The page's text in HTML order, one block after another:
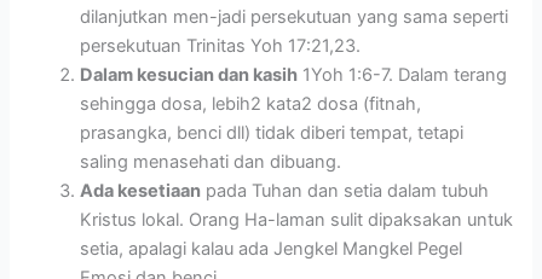
dilanjutkan men-jadi persekutuan yang sama seperti
persekutuan Trinitas Yoh 17:21,23.
Dalam kesucian dan kasih 1Yoh 1:6-7. Dalam terang
sehingga dosa, lebih2 kata2 dosa (fitnah,
prasangka, benci dll) tidak diberi tempat, tetapi
saling menasehati dan dibuang.
Ada kesetiaan pada Tuhan dan setia dalam tubuh
Kristus lokal. Orang Ha-laman sulit dipaksakan untuk
setia, apalagi kalau ada Jengkel Mangkel Pegel